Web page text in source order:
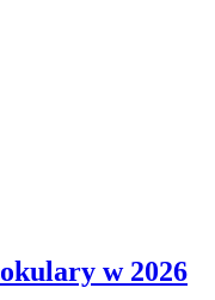
w 2026